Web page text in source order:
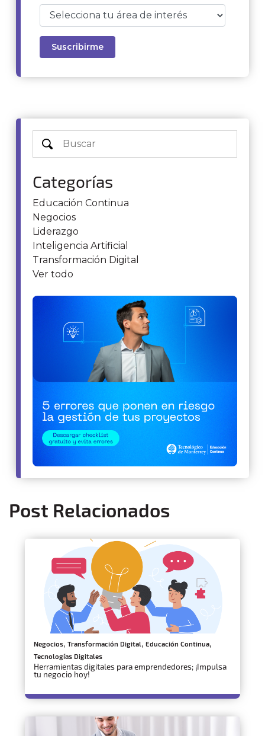
Categorías
Educación Continua
Negocios
Liderazgo
Inteligencia Artificial
Transformación Digital
Ver todo
Post Relacionados
Negocios, Transformación Digital, Educación Continua,
Tecnologías Digitales
Herramientas digitales para emprendedores; ¡Impulsa
tu negocio hoy!